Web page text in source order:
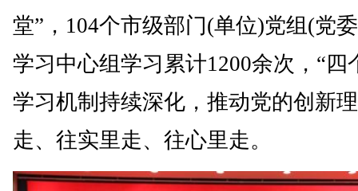
堂”，104个市级部门(单位)党组(党
学习中心组学习累计1200余次，“四
学习机制持续深化，推动党的创新
走、往实里走、往心里走。